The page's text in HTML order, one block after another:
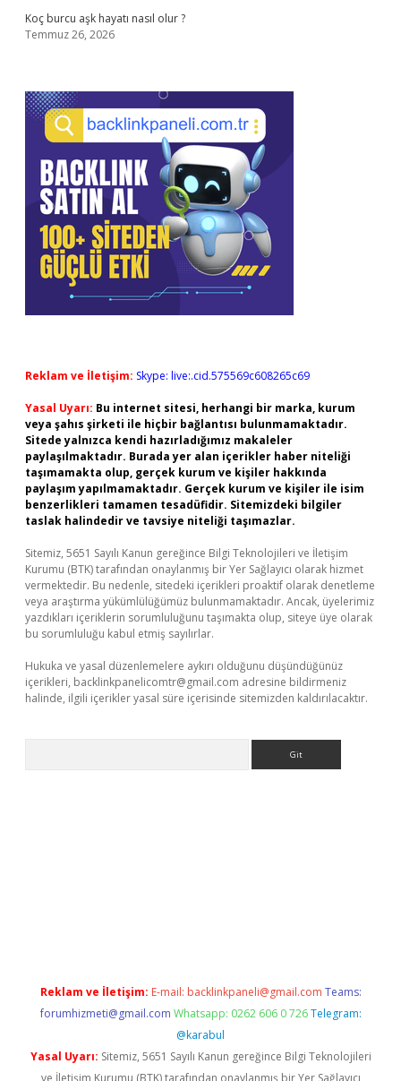
Koç burcu aşk hayatı nasıl olur ?
Temmuz 26, 2026
Reklam ve İletişim: Skype: live:.cid.575569c608265c69
Yasal Uyarı: Bu internet sitesi, herhangi bir marka, kurum
veya şahıs şirketi ile hiçbir bağlantısı bulunmamaktadır.
Sitede yalnızca kendi hazırladığımız makaleler
paylaşılmaktadır. Burada yer alan içerikler haber niteliği
taşımamakta olup, gerçek kurum ve kişiler hakkında
paylaşım yapılmamaktadır. Gerçek kurum ve kişiler ile isim
benzerlikleri tamamen tesadüfidir. Sitemizdeki bilgiler
taslak halindedir ve tavsiye niteliği taşımazlar.
Sitemiz, 5651 Sayılı Kanun gereğince Bilgi Teknolojileri ve İletişim
Kurumu (BTK) tarafından onaylanmış bir Yer Sağlayıcı olarak hizmet
vermektedir. Bu nedenle, sitedeki içerikleri proaktif olarak denetleme
veya araştırma yükümlülüğümüz bulunmamaktadır. Ancak, üyelerimiz
yazdıkları içeriklerin sorumluluğunu taşımakta olup, siteye üye olarak
bu sorumluluğu kabul etmiş sayılırlar.
Hukuka ve yasal düzenlemelere aykırı olduğunu düşündüğünüz
içerikleri, backlinkpanelicomtr@gmail.com adresine bildirmeniz
halinde, ilgili içerikler yasal süre içerisinde sitemizden kaldırılacaktır.
Reklam ve İletişim: E-mail: backlinkpaneli@gmail.com Teams:
forumhizmeti@gmail.com Whatsapp: 0262 606 0 726 Telegram:
@karabul
Yasal Uyarı: Sitemiz, 5651 Sayılı Kanun gereğince Bilgi Teknolojileri
ve İletişim Kurumu (BTK) tarafından onaylanmış bir Yer Sağlayıcı